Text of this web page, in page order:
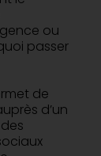
ou
passer
de
d’un